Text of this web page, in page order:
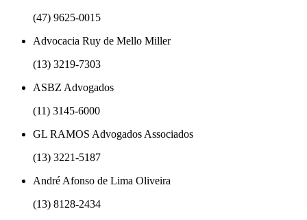
(47) 9625-0015
Advocacia Ruy de Mello Miller
(13) 3219-7303
ASBZ Advogados
(11) 3145-6000
GL RAMOS Advogados Associados
(13) 3221-5187
André Afonso de Lima Oliveira
(13) 8128-2434